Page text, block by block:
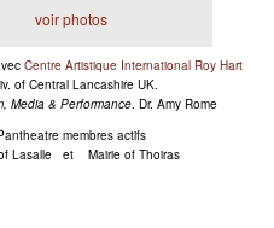
voir photos
Centre Artistique International Roy Hart
of Central Lancashire UK.
Media & Performance. Dr. Amy Rome
membres actifs
Lasalle et Mairie of Thoiras